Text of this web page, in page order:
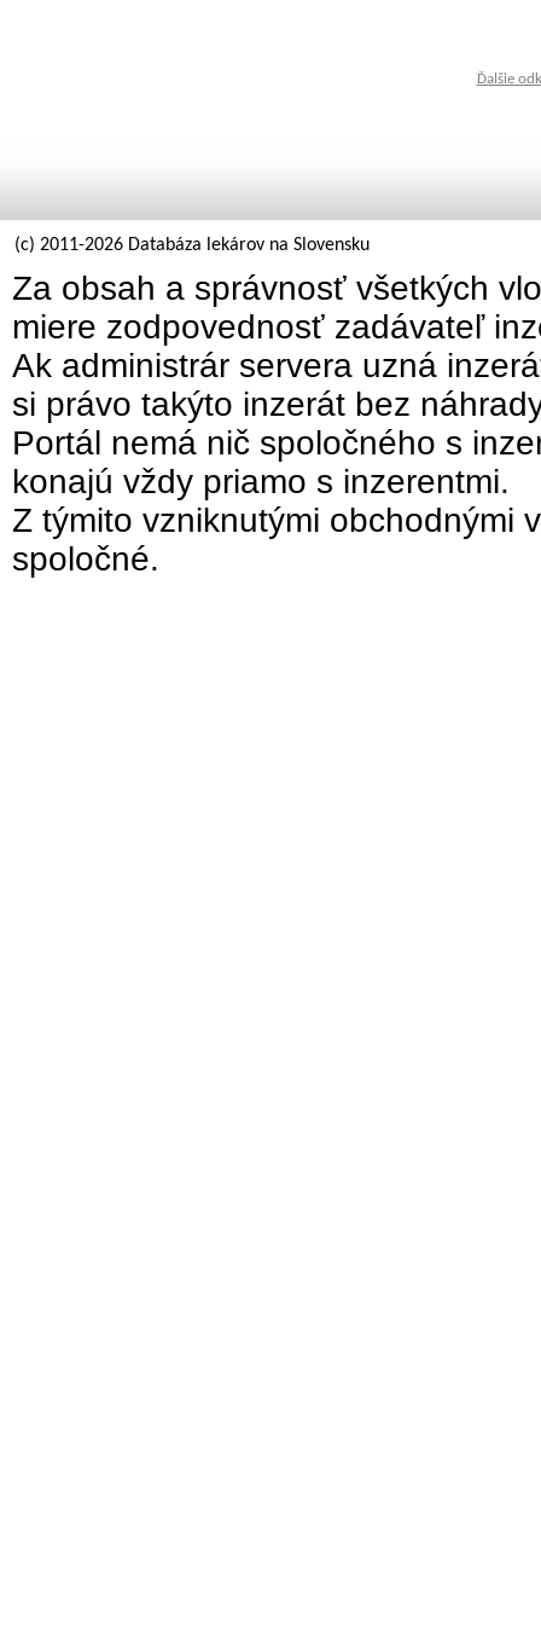
Ďalšie
(c) 2011-2026 Databáza lekárov na Slovensku
Za obsah a správnosť všetkých
miere zodpovednosť zadávateľ
Ak administrár servera uzná
si právo takýto inzerát bez
Portál nemá nič spoločného s
konajú vždy priamo s inzerentmi.
Z týmito vzniknutými obchodnými
spoločné.